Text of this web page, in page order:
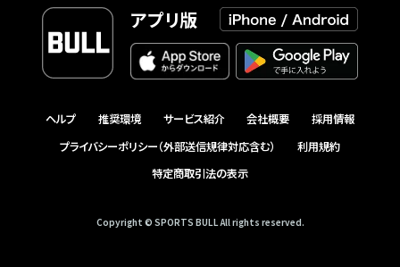
アプリ版
ヘルプ 推奨環境 サービス紹介 会社概要
採用情報
プライバシーポリシー（外部送信規律対応含む）
利用規約
特定商取引法の表示
Copyright © SPORTS BULL All rights reserved.